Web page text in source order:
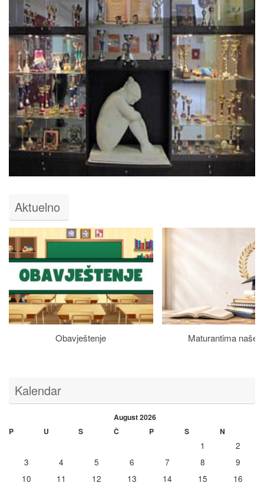
Aktuelno
Obavještenje Maturantima naše
Kalendar
August 2026
P
U S Č P S N
1
2
3
4 5 6 7 8
9
10
11 12 13 14 15
16